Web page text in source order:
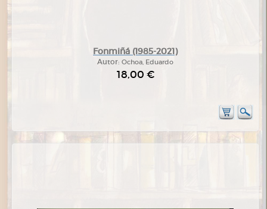
Fonmiñá (1985-2021)
Autor: Ochoa, Eduardo
18,00 €